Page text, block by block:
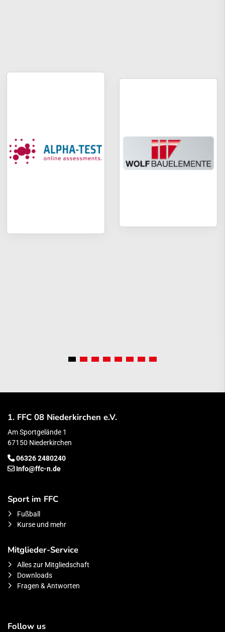
1. FFC 08 Niederkirchen e.V.
Am Sportgelände 1
67150 Niederkirchen
06326 2480240
Info@ffc-n.de
Sport im FFC
Fußball
Kurse und mehr
Mitglieder-Service
Alles zur Mitgliedschaft
Downloads
Fragen & Antworten
Follow us